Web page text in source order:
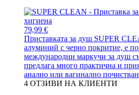
79,99 €
Приставката за душ SUPER
алуминий с черно покритие, е
международни маркучи за душ
предлага много практична и
анално или вагинално
4 ОТЗИВИ НА КЛИЕНТИ